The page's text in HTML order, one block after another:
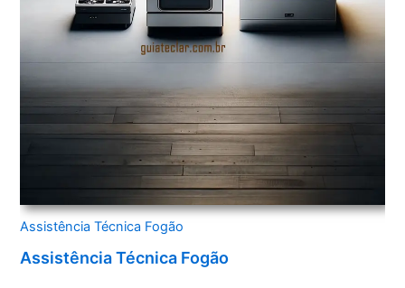
Assistência Técnica Fogão
Assistência Técnica Fogão